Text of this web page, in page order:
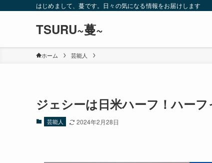
はじめまして、蔓です。日々の気になる情報をお届けします
TSURU~蔓~
ホーム 芸能人
ジェシーは日米ハーフ！ハー
芸能人 2024年2月28日